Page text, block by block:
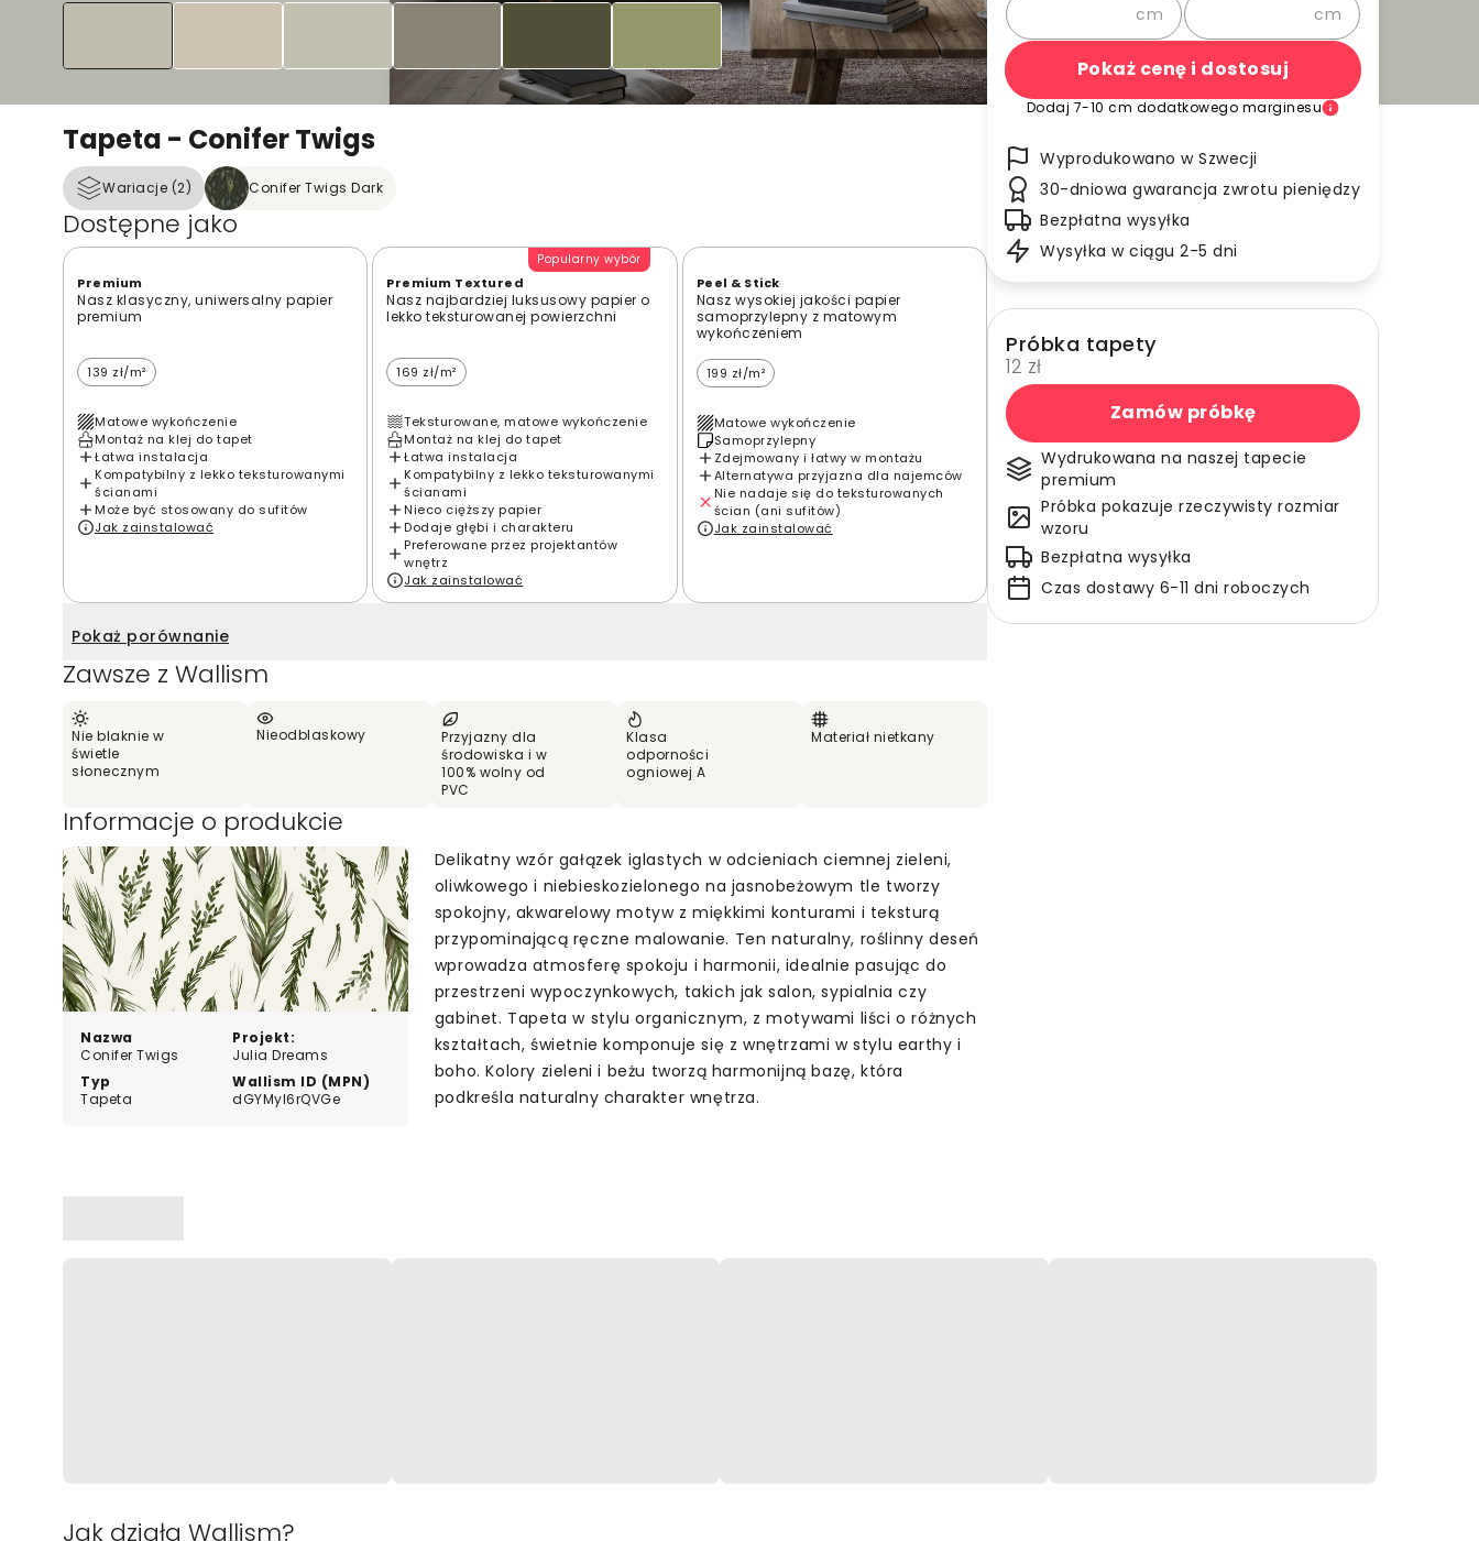
Tapeta - Conifer Twigs
Wariacje (2) Conifer Twigs Dark
Dostępne jako
Premium
Nasz klasyczny, uniwersalny papier
premium
139 zł/m²
Matowe wykończenie
Montaż na klej do tapet
Łatwa instalacja
Kompatybilny z lekko teksturowanymi
ścianami
Może być stosowany do sufitów
Jak zainstalować
Popularny wybór
Premium Textured
Nasz najbardziej luksusowy papier o
lekko teksturowanej powierzchni
169 zł/m²
Teksturowane, matowe wykończenie
Montaż na klej do tapet
Łatwa instalacja
Kompatybilny z lekko teksturowanymi
ścianami
Nieco cięższy papier
Dodaje głębi i charakteru
Preferowane przez projektantów
wnętrz
Jak zainstalować
Peel & Stick
Nasz wysokiej jakości papier
samoprzylepny z matowym
wykończeniem
199 zł/m²
Matowe wykończenie
Samoprzylepny
Zdejmowany i łatwy w montażu
Alternatywa przyjazna dla najemców
Nie nadaje się do teksturowanych
ścian (ani sufitów)
Jak zainstalować
Pokaż porównanie
Zawsze z Wallism
Nie blaknie w
świetle
słonecznym
Nieodblaskowy
Przyjazny dla
środowiska i w
100% wolny od
PVC
Klasa
odporności
ogniowej A
Materiał nietkany
Informacje o produkcie
Nazwa
Conifer Twigs
Projekt:
Julia Dreams
Typ
Tapeta
Wallism ID (MPN)
dGYMyl6rQVGe
Delikatny wzór gałązek iglastych w odcieniach ciemnej zieleni,
oliwkowego i niebieskozielonego na jasnobeżowym tle tworzy
spokojny, akwarelowy motyw z miękkimi konturami i teksturą
przypominającą ręczne malowanie. Ten naturalny, roślinny deseń
wprowadza atmosferę spokoju i harmonii, idealnie pasując do
przestrzeni wypoczynkowych, takich jak salon, sypialnia czy
gabinet. Tapeta w stylu organicznym, z motywami liści o różnych
kształtach, świetnie komponuje się z wnętrzami w stylu earthy i
boho. Kolory zieleni i beżu tworzą harmonijną bazę, która
podkreśla naturalny charakter wnętrza.
cm cm
Pokaż cenę i dostosuj
Dodaj 7-10 cm dodatkowego marginesu
Wyprodukowano w Szwecji
30-dniowa gwarancja zwrotu pieniędzy
Bezpłatna wysyłka
Wysyłka w ciągu 2-5 dni
Próbka tapety
12 zł
Zamów próbkę
Wydrukowana na naszej tapecie
premium
Próbka pokazuje rzeczywisty rozmiar
wzoru
Bezpłatna wysyłka
Czas dostawy 6-11 dni roboczych
Jak działa Wallism?